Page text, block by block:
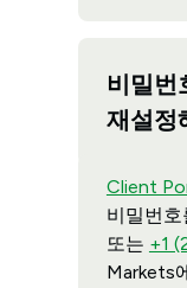
비밀번
재설정
Client
비밀번
또는 +1
Markets